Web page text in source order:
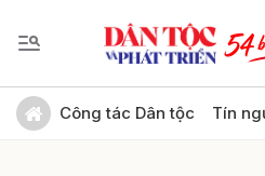
Công tác Dân tộc Tín
Gửi bình luận